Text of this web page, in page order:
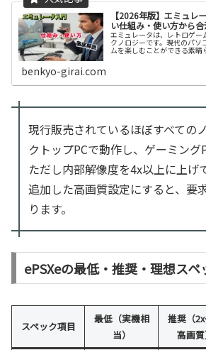
【2026年版】エミュレ
い仕組み・使い方から
エミュレータは、レトロゲー
クノロジーです。現代のパソ
ムを楽しむことができる素
ングライフを豊かにしてく
かしいあのゲームを現代の
benkyo-girai.com
現行販売されているほぼすべての
クトップPCで動作し、ゲーミング
ただし内部解像度を4x以上に上げ
追加した高画質設定にすると、要
ります。
ePSXeの最低・推奨・理想スペ
スペック項目
最低（実機相
当）
推奨（
高画質